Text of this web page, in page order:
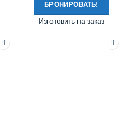
БРОНИРОВАТЬ!
Изготовить на заказ